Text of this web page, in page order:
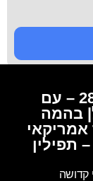
בתי תפילין קטנים – מידה 28 – עם
בהמה
אמריקאי
תפילין
קדושה